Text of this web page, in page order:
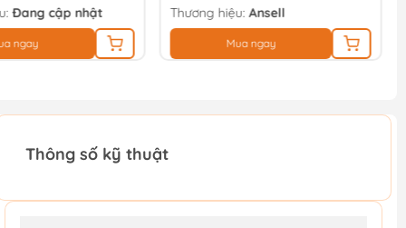
Đang cập nhật
ngay
Thương hiệu:Ansell
Mua ngay
Thông số kỹ thuật